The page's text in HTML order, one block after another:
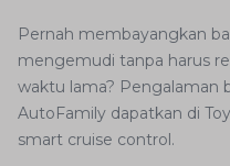
Pernah membayangkan
mengemudi tanpa harus
waktu lama? Pengalaman
AutoFamily dapatkan di
smart cruise control.